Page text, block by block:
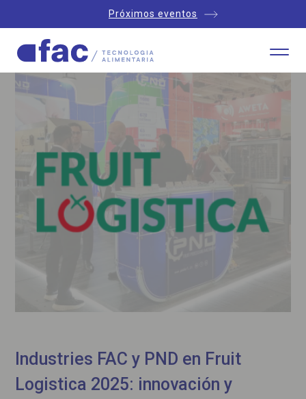
Próximos eventos
Industries FAC y PND en Fruit
Logistica 2025: innovación y